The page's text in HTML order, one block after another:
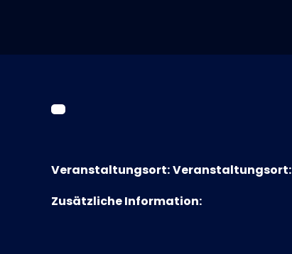
Veranstaltungsort:Veranstaltungsort:
Zusätzliche Information: